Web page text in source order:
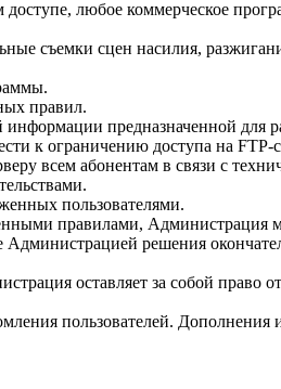
любое коммерческое
съемки сцен насилия,
правил.
предназначенной для
к ограничению доступа на FTP-
всем абонентам в связи с
пользователями.
правилами, Администрация
решения
оставляет за собой право
пользователей. Дополнения